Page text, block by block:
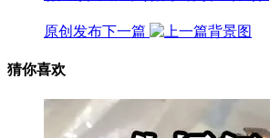
原创发布下一篇
猜你喜欢